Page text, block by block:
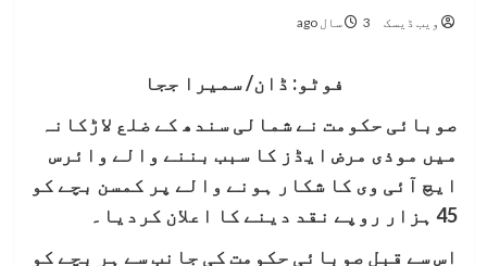
ویب ڈیسک 3 سال ago
فوٹو: ڈان/ سمیرا ججا
صوبائی حکومت نے شمالی سندھ کے ضلع لاڑکانہ
میں موذی مرض ایڈز کا سبب بننے والے وائرس
ایچ آئی وی کا شکار ہونے والے پر کمسن بچے کو
45 ہزار روپے نقد دینے کا اعلان کردیا۔
اس سے قبل صوبائی حکومت کی جانب سے ہر بچے کو